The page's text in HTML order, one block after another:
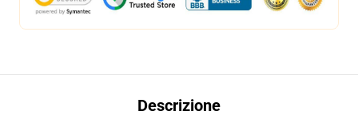
Descrizione